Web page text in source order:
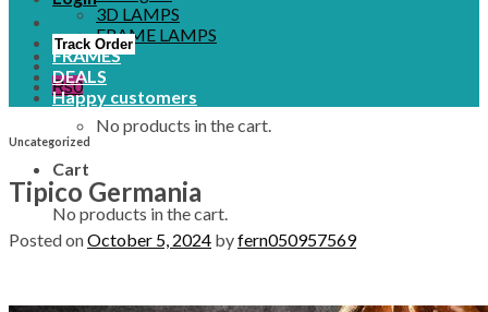
Track Order
₨0
No products in the cart.
Cart
No products in the cart.
3D LAMPS
FRAME LAMPS
FRAMES
DEALS
Happy customers
Uncategorized
Tipico Germania
Posted onOctober 5, 2024 byfern050957569